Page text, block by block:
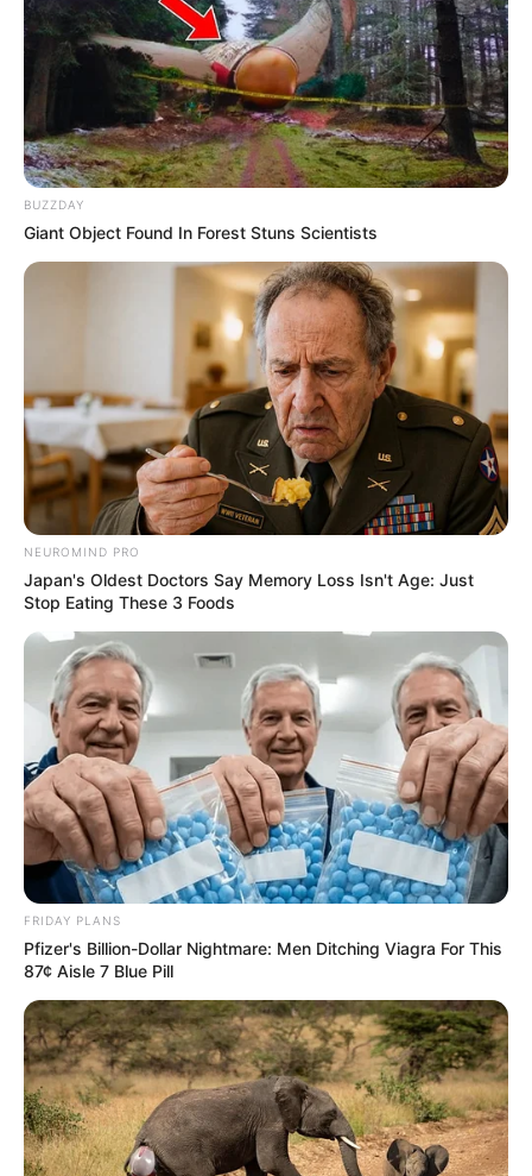
BUZZDAY
Giant Object Found In Forest Stuns Scientists
NEUROMIND PRO
Japan's Oldest Doctors Say Memory Loss Isn't Age: Just
Stop Eating These 3 Foods
FRIDAY PLANS
Pfizer's Billion-Dollar Nightmare: Men Ditching Viagra For This
87¢ Aisle 7 Blue Pill